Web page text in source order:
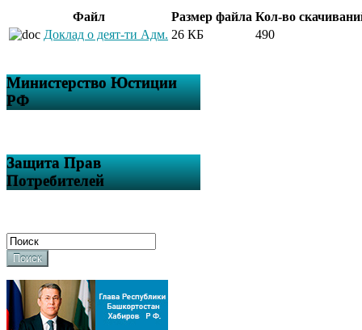
Файл Размер файла Кол-во
Доклад о деят-ти Адм. 26 КБ 490
Министерство Юстиции
РФ
Защита Прав
Потребителей
Поиск